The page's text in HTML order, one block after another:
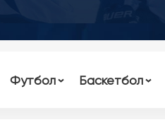
Футбол Баскетбол